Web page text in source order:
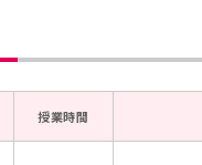
授業時間